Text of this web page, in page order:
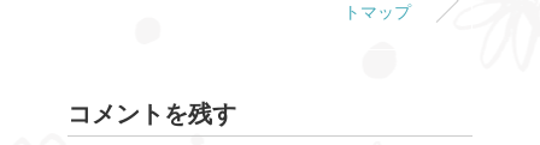
トマップ
コメントを残す